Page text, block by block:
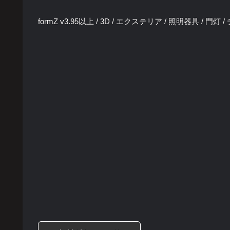
formZ v3.95以上 / 3D / エクステリア / 照明器具 / 門灯 /